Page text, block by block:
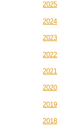
2025
2024
2023
2022
2021
2020
2019
2018